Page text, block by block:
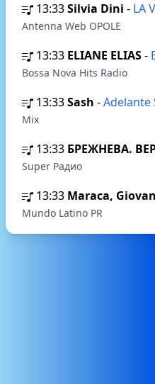
13:33Silvia Dini - LA
Antenna Web OPOLE
13:33 ELIANE ELIAS-
Bossa Nova Hits Radio
13:33Sash -Adelante
Mix
13:33 БРЕЖНЕВА.
Super Радио
13:33 Maraca,
Mundo Latino PR